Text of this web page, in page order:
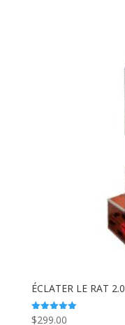
ÉCLATER LE RAT 2.0
Note
$299.00